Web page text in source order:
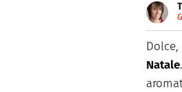
Natale